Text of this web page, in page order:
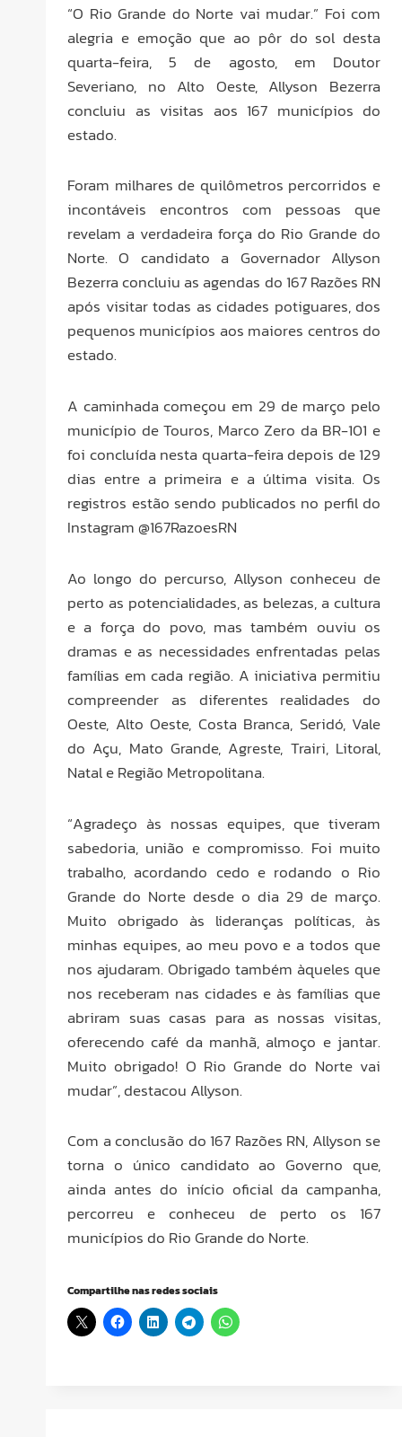
“O Rio Grande do Norte vai mudar.” Foi com
alegria e emoção que ao pôr do sol desta
quarta-feira, 5 de agosto, em Doutor
Severiano, no Alto Oeste, Allyson Bezerra
concluiu as visitas aos 167 municípios do
estado.
Foram milhares de quilômetros percorridos e
incontáveis encontros com pessoas que
revelam a verdadeira força do Rio Grande do
Norte. O candidato a Governador Allyson
Bezerra concluiu as agendas do 167 Razões RN
após visitar todas as cidades potiguares, dos
pequenos municípios aos maiores centros do
estado.
A caminhada começou em 29 de março pelo
município de Touros, Marco Zero da BR-101 e
foi concluída nesta quarta-feira depois de 129
dias entre a primeira e a última visita. Os
registros estão sendo publicados no perfil do
Instagram @167RazoesRN
Ao longo do percurso, Allyson conheceu de
perto as potencialidades, as belezas, a cultura
e a força do povo, mas também ouviu os
dramas e as necessidades enfrentadas pelas
famílias em cada região. A iniciativa permitiu
compreender as diferentes realidades do
Oeste, Alto Oeste, Costa Branca, Seridó, Vale
do Açu, Mato Grande, Agreste, Trairi, Litoral,
Natal e Região Metropolitana.
“Agradeço às nossas equipes, que tiveram
sabedoria, união e compromisso. Foi muito
trabalho, acordando cedo e rodando o Rio
Grande do Norte desde o dia 29 de março.
Muito obrigado às lideranças políticas, às
minhas equipes, ao meu povo e a todos que
nos ajudaram. Obrigado também àqueles que
nos receberam nas cidades e às famílias que
abriram suas casas para as nossas visitas,
oferecendo café da manhã, almoço e jantar.
Muito obrigado! O Rio Grande do Norte vai
mudar”, destacou Allyson.
Com a conclusão do 167 Razões RN, Allyson se
torna o único candidato ao Governo que,
ainda antes do início oficial da campanha,
percorreu e conheceu de perto os 167
municípios do Rio Grande do Norte.
Compartilhe nas redes sociais